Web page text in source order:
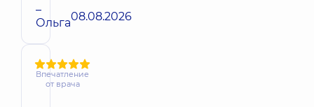
–
Ольга08.08.2026
Впечатление
от врача